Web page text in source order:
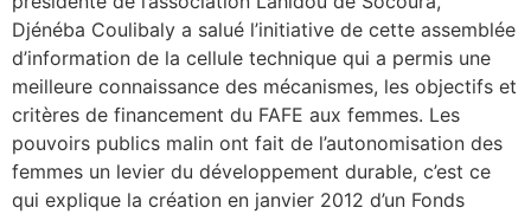
Djénéba Coulibaly a salué l’initiative de cette assemblée
d’information de la cellule technique qui a permis une
meilleure connaissance des mécanismes, les objectifs et
critères de financement du FAFE aux femmes. Les
pouvoirs publics malin ont fait de l’autonomisation des
femmes un levier du développement durable, c’est ce
qui explique la création en janvier 2012 d’un Fonds